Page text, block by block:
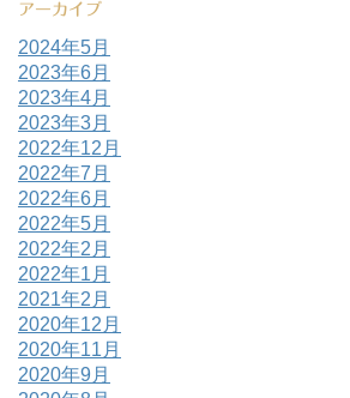
アーカイブ
2024年5月
2023年6月
2023年4月
2023年3月
2022年12月
2022年7月
2022年6月
2022年5月
2022年2月
2022年1月
2021年2月
2020年12月
2020年11月
2020年9月